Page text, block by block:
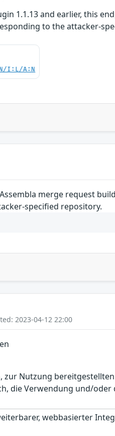
1.1.13 and earlier, this
to the attacker-
I:L/A:N
merge request
specified repository.
2023-04-12 22:00
zur Nutzung
die Verwendung und/
webbasierter